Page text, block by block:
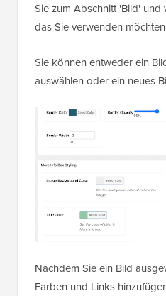
Sie zum Abschnitt 'Bild' und
das Sie verwenden
Sie können entweder ein
auswählen oder ein neues
Nachdem Sie ein Bild
Farben und Links